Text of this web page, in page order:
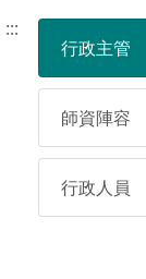
:::
行政主管
師資陣容
行政人員